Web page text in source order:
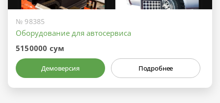
№ 98385
Оборудование для автосервиса
5150000 сум
Демоверсия Подробнее